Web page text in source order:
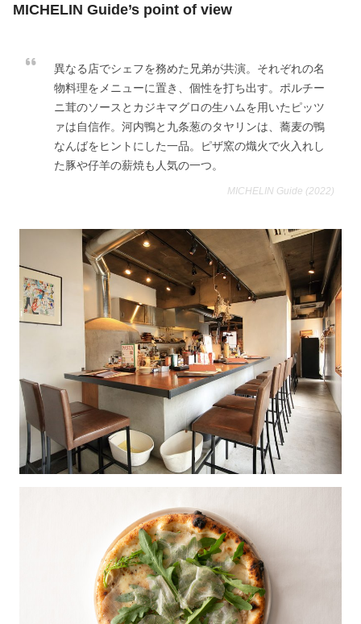
MICHELIN Guide’s point of view
異なる店でシェフを務めた兄弟が共演。それぞれの名
物料理をメニューに置き、個性を打ち出す。ポルチー
ニ茸のソースとカジキマグロの生ハムを用いたピッツ
ァは自信作。河内鴨と九条葱のタヤリンは、蕎麦の鴨
なんばをヒントにした一品。ピザ窯の熾火で火入れし
た豚や仔羊の薪焼も人気の一つ。
MICHELIN Guide (2022)